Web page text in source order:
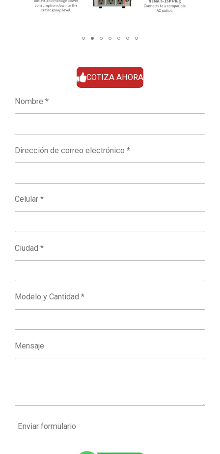
COTIZA AHORA
Nombre *
Dirección de correo electrónico *
Celular *
Ciudad *
Modelo y Cantidad *
Mensaje
Enviar formulario